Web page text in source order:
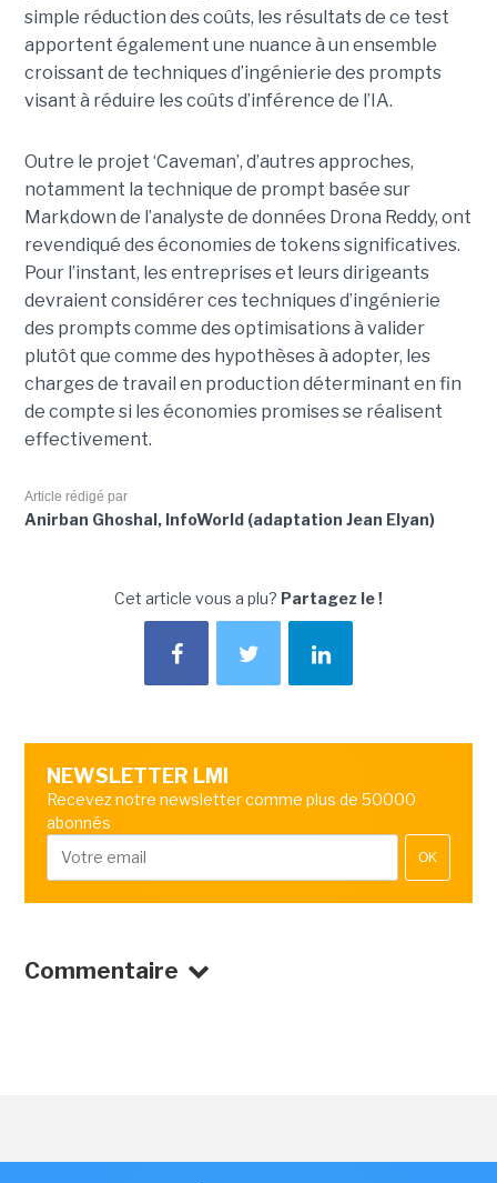
simple réduction des coûts, les résultats de ce test
apportent également une nuance à un ensemble
croissant de techniques d’ingénierie des prompts
visant à réduire les coûts d’inférence de l’IA.
Outre le projet ‘Caveman’, d’autres approches,
notamment la technique de prompt basée sur
Markdown de l’analyste de données Drona Reddy, ont
revendiqué des économies de tokens significatives.
Pour l’instant, les entreprises et leurs dirigeants
devraient considérer ces techniques d’ingénierie
des prompts comme des optimisations à valider
plutôt que comme des hypothèses à adopter, les
charges de travail en production déterminant en fin
de compte si les économies promises se réalisent
effectivement.
Article rédigé par
Anirban Ghoshal, InfoWorld (adaptation Jean Elyan)
Cet article vous a plu? Partagez le !
NEWSLETTER LMI
Recevez notre newsletter comme plus de 50000
abonnés
OK
Commentaire